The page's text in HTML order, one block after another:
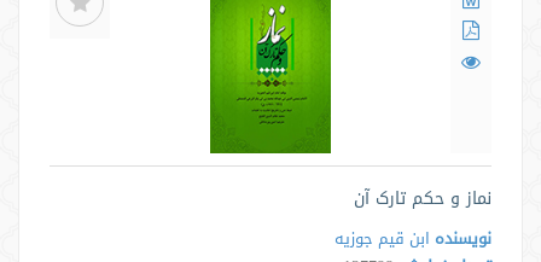
نماز و حکم تارک آن
نویسنده ابن قیم جوزیه